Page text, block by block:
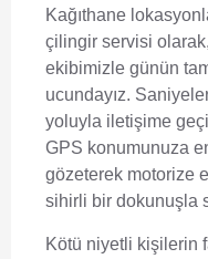
Kağıthane
çilingir servisi
ekibimizle günün
ucundayız.
yoluyla iletişime
GPS konumunuza
gözeterek motorize
sihirli bir dokunuşla
Kötü niyetli kişilerin